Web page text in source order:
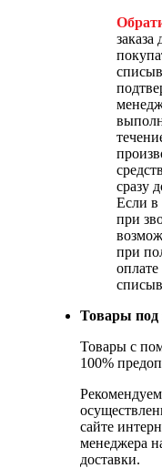
заказа
сразу
Если в
при
при
Товары под
Товары с
100%
сайте
менеджера
доставки.